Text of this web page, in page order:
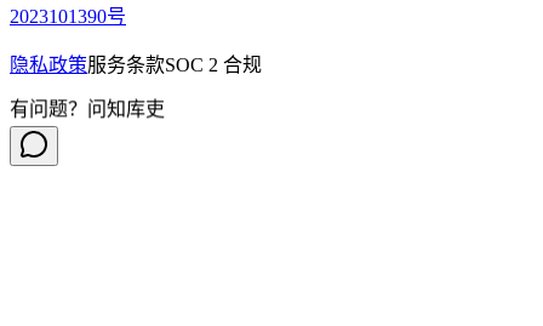
2023101390号
隐私政策服务条款SOC 2 合规
有问题？问知库吏